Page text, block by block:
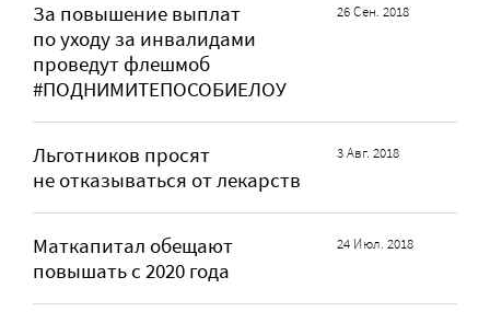
За повышение выплат
по уходу за инвалидами
проведут флешмоб
#ПОДНИМИТЕПОСОБИЕЛОУ
26 Сен. 2018
Льготников просят
не отказываться от лекарств
3 Авг. 2018
Маткапитал обещают
повышать с 2020 года
24 Июл. 2018